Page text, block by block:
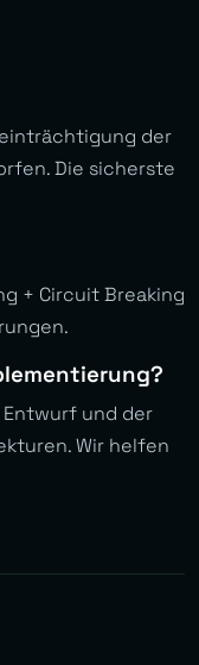
der
Die sicherste
+ Circuit Breaking
Entwurf und der
Wir helfen